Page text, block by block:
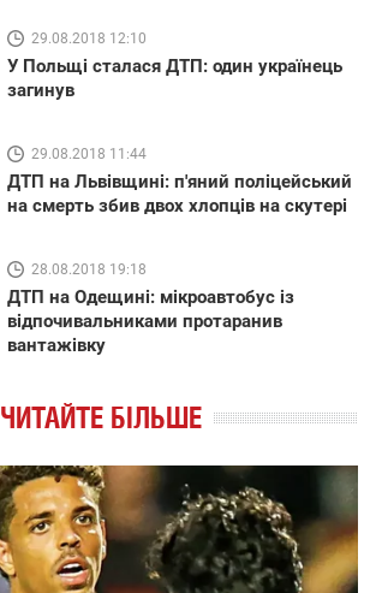
29.08.2018 12:10
У Польщі сталася ДТП: один українець
загинув
29.08.2018 11:44
ДТП на Львівщині: п'яний поліцейський
на смерть збив двох хлопців на скутері
28.08.2018 19:18
ДТП на Одещині: мікроавтобус із
відпочивальниками протаранив
вантажівку
ЧИТАЙТЕ БІЛЬШЕ